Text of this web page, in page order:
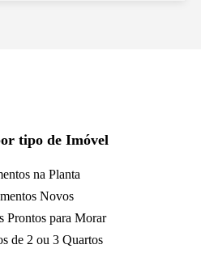
tipo de Imóvel
na Planta
Novos
Prontos para Morar
de 2 ou 3 Quartos